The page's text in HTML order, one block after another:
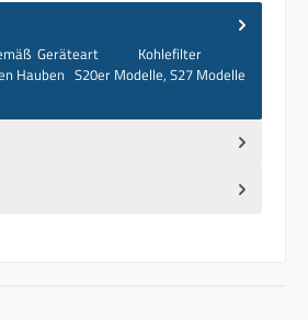
gemäß Geräteart Kohlefilter
Hauben S20er Modelle, S27 Modelle